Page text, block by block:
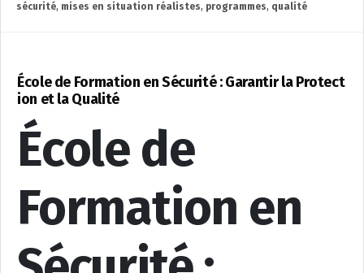
sécurité, mises en situation réalistes, programmes, qualité
École de Formation en Sécurité : Garantir la Protect
ion et la Qualité
École de
Formation en